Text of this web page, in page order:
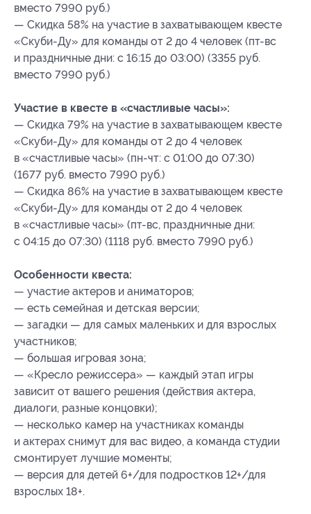
вместо 7990 руб.)
— Скидка 58% на участие в захватывающем квесте
«Скуби-Ду» для команды от 2 до 4 человек (пт-вс
и праздничные дни: с 16:15 до 03:00) (3355 руб.
вместо 7990 руб.)
Участие в квесте в «счастливые часы»:
— Скидка 79% на участие в захватывающем квесте
«Скуби-Ду» для команды от 2 до 4 человек
в «счастливые часы» (пн-чт: с 01:00 до 07:30)
(1677 руб. вместо 7990 руб.)
— Скидка 86% на участие в захватывающем квесте
«Скуби-Ду» для команды от 2 до 4 человек
в «счастливые часы» (пт-вс, праздничные дни:
с 04:15 до 07:30) (1118 руб. вместо 7990 руб.)
Особенности квеста:
— участие актеров и аниматоров;
— есть семейная и детская версии;
— загадки — для самых маленьких и для взрослых
участников;
— большая игровая зона;
— «Кресло режиссера» — каждый этап игры
зависит от вашего решения (действия актера,
диалоги, разные концовки);
— несколько камер на участниках команды
и актерах снимут для вас видео, а команда студии
смонтирует лучшие моменты;
— версия для детей 6+/для подростков 12+/для
взрослых 18+.